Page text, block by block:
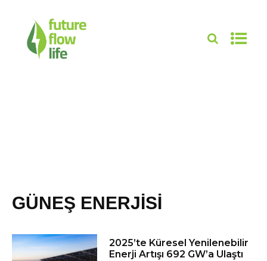
GÜNEŞ ENERJISI
2025’te Küresel Yenilenebilir
Enerji Artışı 692 GW’a Ulaştı